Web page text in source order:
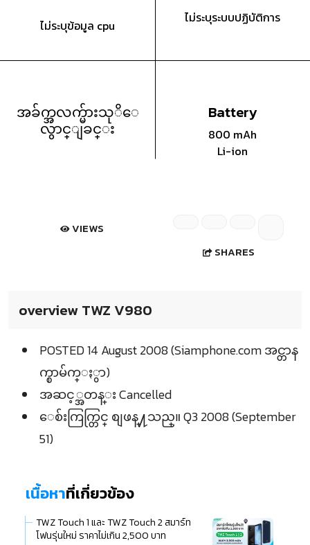
ไม่ระบุข้อมูล cpu ไม่ระบุระบบปฏิบัติการ
အခ်က္အလက္မ်ားသုိေ
လွာင္ျခင္း
Battery
800 mAh
Li-ion
VIEWS
SHARES
overview TWZ V980
POSTED 14 August 2008 (Siamphone.com အင္တာန
က္စာမ်က္ႏွာ)
အဆင့္အတန္း Cancelled
ေစ်းကြက္တြင္ စျဖန္႔သည္။ Q3 2008 (September
51)
เนื้อหาที่เกี่ยวข้อง
TWZ Touch 1 และ TWZ Touch 2 สมาร์ท
โฟนรุ่นใหม่ ราคาไม่เกิน 2,500 บาท